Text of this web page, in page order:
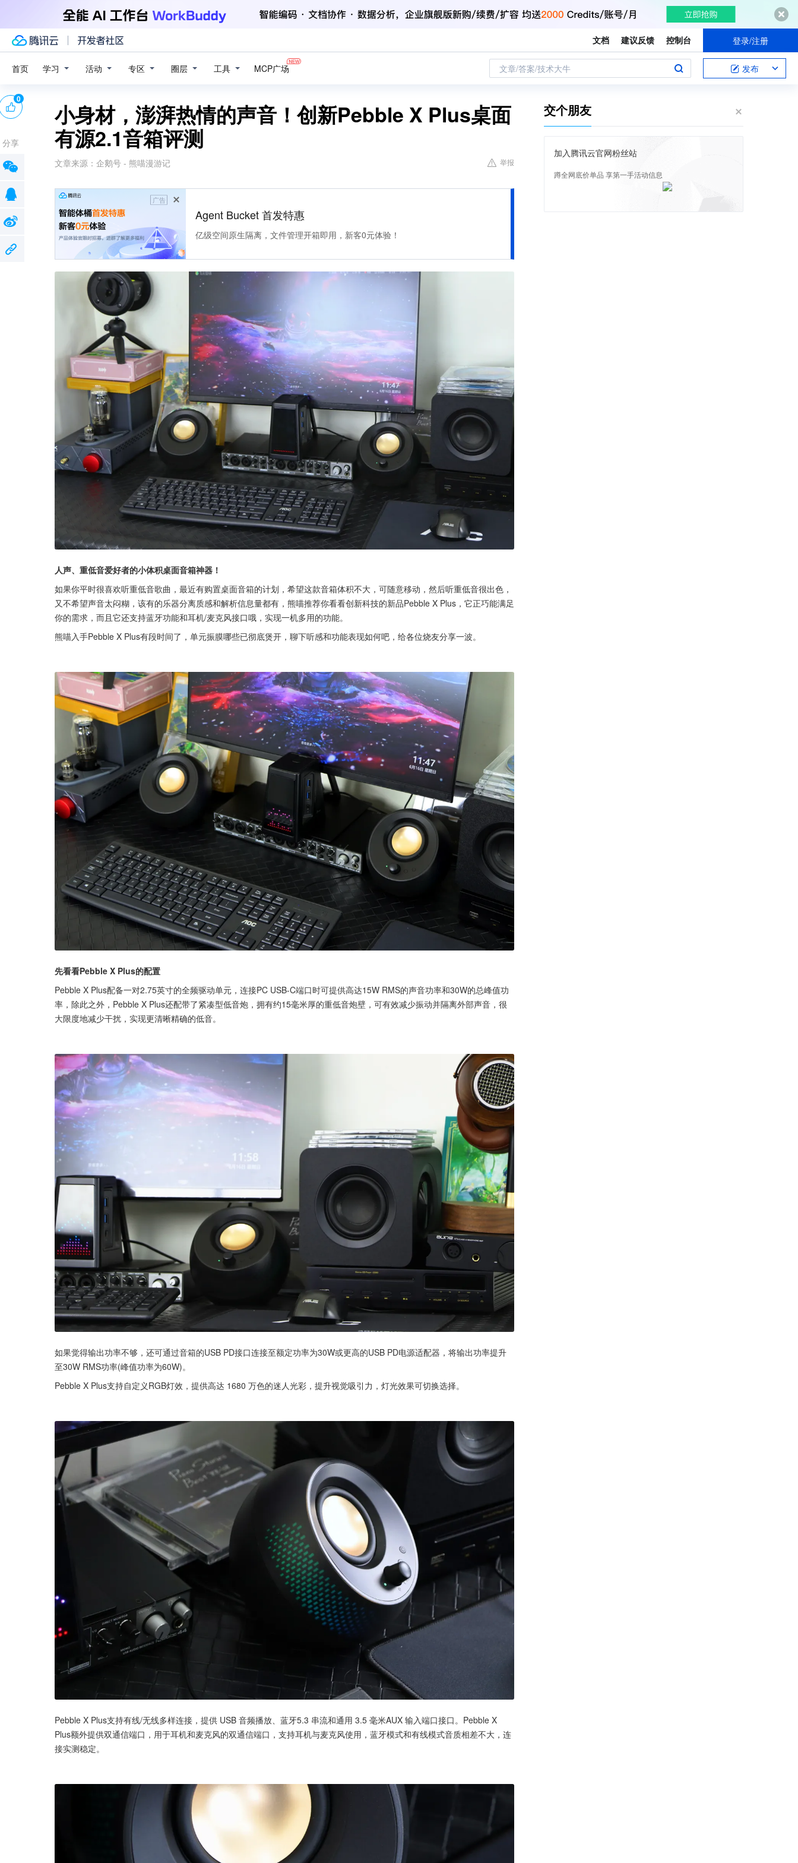
文档 建议反馈 控制台 登录/注册
首页 学习 活动 专区 圈层 工具 MCP广场 文章/答案/技术大牛 发布
小身材，澎湃热情的声音！创新Pebble X Plus桌面
有源2.1音箱评测
文章来源： 企鹅号 - 熊喵漫游记 举报
广告
Agent Bucket 首发特惠
亿级空间原生隔离，文件管理开箱即用，新客0元体验！
人声、重低音爱好者的小体积桌面音箱神器！
如果你平时很喜欢听重低音歌曲，最近有购置桌面音箱的计划，希望这款音箱体积不大，可随意移动，然后听重低音很出色，
又不希望声音太闷糊，该有的乐器分离质感和解析信息量都有，熊喵推荐你看看创新科技的新品Pebble X Plus，它正巧能满足
你的需求，而且它还支持蓝牙功能和耳机/麦克风接口哦，实现一机多用的功能。
熊喵入手Pebble X Plus有段时间了，单元振膜哪些已彻底煲开，聊下听感和功能表现如何吧，给各位烧友分享一波。
先看看Pebble X Plus的配置
Pebble X Plus配备一对2.75英寸的全频驱动单元，连接PC USB-C端口时可提供高达15W RMS的声音功率和30W的总峰值功
率，除此之外，Pebble X Plus还配带了紧凑型低音炮，拥有约15毫米厚的重低音炮壁，可有效减少振动并隔离外部声音，很
大限度地减少干扰，实现更清晰精确的低音。
如果觉得输出功率不够，还可通过音箱的USB PD接口连接至额定功率为30W或更高的USB PD电源适配器，将输出功率提升
至30W RMS功率(峰值功率为60W)。
Pebble X Plus支持自定义RGB灯效，提供高达 1680 万色的迷人光彩，提升视觉吸引力，灯光效果可切换选择。
Pebble X Plus支持有线/无线多样连接，提供 USB 音频播放、蓝牙5.3 串流和通用 3.5 毫米AUX 输入端口接口。Pebble X
Plus额外提供双通信端口，用于耳机和麦克风的双通信端口，支持耳机与麦克风使用，蓝牙模式和有线模式音质相差不大，连
接实测稳定。
0
分享
交个朋友
加入腾讯云官网粉丝站
蹲全网底价单品 享第一手活动信息